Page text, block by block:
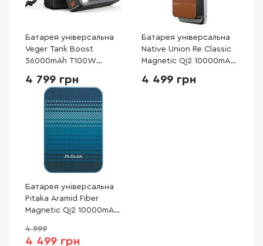
Батарея універсальна
Veger Tank Boost
56000mAh T100W
Laptop ( VP 5001С)
4 799 грн
Батарея універсальна
Native Union Re Classic
Magnetic Qi2 10000mAh
4 499 грн
Батарея універсальна
Pitaka Aramid Fiber
Magnetic Qi2 10000mAh
(PBQ2503)
4 999
4 499 грн